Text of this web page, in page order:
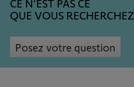
CE N'EST PAS CE
QUE VOUS RECHERCHEZ
Posez votre question